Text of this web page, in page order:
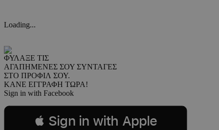
Loading...
ΦΥΛΑΞΕ ΤΙΣ
ΑΓΑΠΗΜΕΝΕΣ ΣΟΥ ΣΥΝΤΑΓΕΣ
ΣΤΟ ΠΡΟΦΙΛ ΣΟΥ.
ΚΑΝΕ ΕΓΓΡΑΦΗ ΤΩΡΑ!
Sign in with Facebook
 Sign in with Apple